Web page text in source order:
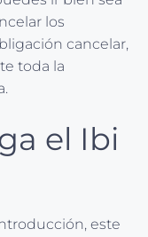
los
cancelar,
toda la
el Ibi
este